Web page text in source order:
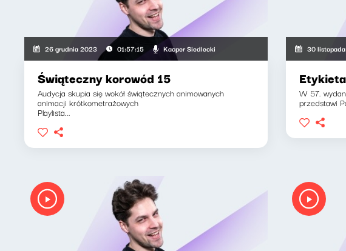
26 grudnia 2023 01:57:15 Kacper Siedlecki
Świąteczny korowód 15
Audycja skupia się wokół świątecznych animowanych
animacji krótkometrażowych
Playlista...
30
W 57.
przedstawi